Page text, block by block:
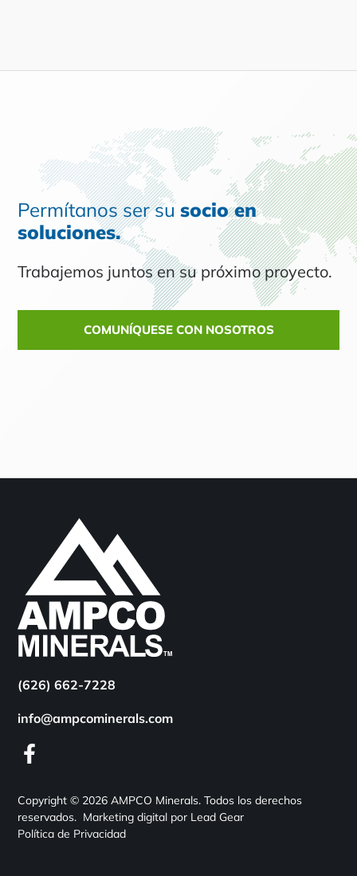
Permítanos ser susocio en
soluciones.
Trabajemos juntos en su próximo proyecto.
COMUNÍQUESE CON NOSOTROS
(626) 662-7228
info@ampcominerals.com
Copyright © 2026 AMPCO Minerals. Todos los derechos
reservados. Marketing digital por Lead Gear
Política de Privacidad